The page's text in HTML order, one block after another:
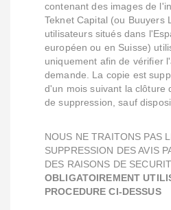
contenant des images de
Teknet Capital (ou Buuyers
utilisateurs situés dans
européen ou en Suisse)
uniquement afin de vérifier
demande. La copie est
d'un mois suivant la clôture
de suppression, sauf
NOUS NE TRAITONS PAS
SUPPRESSION DES AVIS
DES RAISONS DE
OBLIGATOIREMENT
PROCEDURE CI-DESSUS